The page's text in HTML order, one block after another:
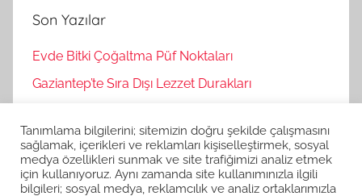
a
Son Yazılar
Evde Bitki Çoğaltma Püf Noktaları
Gaziantep’te Sıra Dışı Lezzet Durakları
Korku Oyunları İle Stres Atma
Strateji Oyunlarının Zihinsel Faydaları
Tanımlama bilgilerini; sitemizin doğru şekilde çalışmasını
sağlamak, içerikleri ve reklamları kişiselleştirmek, sosyal
medya özellikleri sunmak ve site trafiğimizi analiz etmek
için kullanıyoruz. Aynı zamanda site kullanımınızla ilgili
bilgileri; sosyal medya, reklamcılık ve analiz ortaklarımızla